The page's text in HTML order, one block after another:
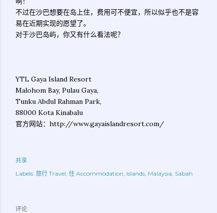
不过在沙巴想要在岛上住，费用可不便宜，所以似乎也不是容
易在近期实现的愿望了。
对于沙巴岛屿，你又有什么看法呢？
YTL Gaya Island Resort
Malohom Bay, Pulau Gaya,
Tunku Abdul Rahman Park,
88000 Kota Kinabalu
官方网站：http://www.gayaislandresort.com/
共享
Labels: 旅行 Travel 住 Accommodation Islands Malaysia Sabah
评论